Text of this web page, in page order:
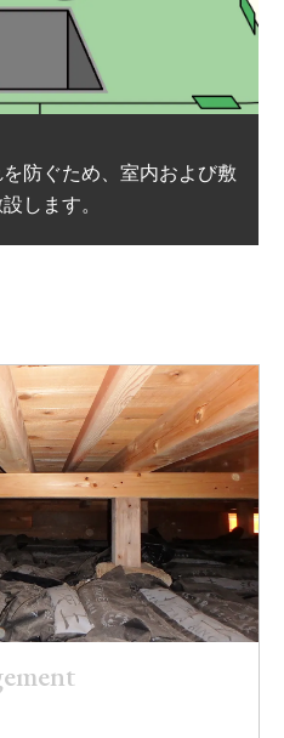
床下の被害箇所や土台、
行います。